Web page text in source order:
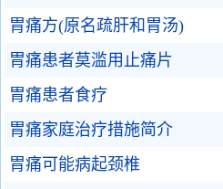
胃痛方(原名疏肝和胃汤)
胃痛患者莫滥用止痛片
胃痛患者食疗
胃痛家庭治疗措施简介
胃痛可能病起颈椎